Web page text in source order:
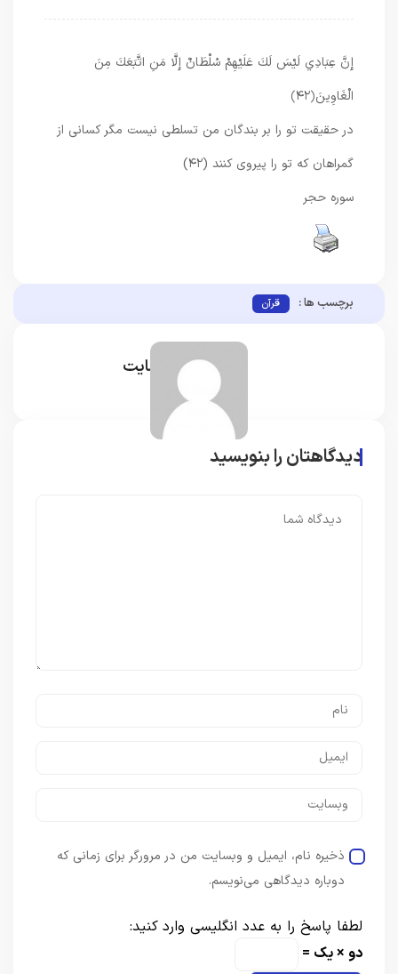
إِنَّ عِبَادِي لَيْسَ لَكَ عَلَيْهِمْ سُلْطَانٌ إِلَّا مَنِ اتَّبَعَكَ مِنَ
الْغَاوِينَ﴿۴۲﴾
در حقيقت تو را بر بندگان من تسلطى نيست مگر كسانى از
گمراهان كه تو را پيروى كنند (۴۲)
سوره حجر
برچسب ها : قرآن
مدیر سایت
دیدگاهتان را بنویسید
ذخیره نام، ایمیل و وبسایت من در مرورگر برای زمانی که
دوباره دیدگاهی می‌نویسم.
لطفا پاسخ را به عدد انگلیسی وارد کنید:
دو × یک =